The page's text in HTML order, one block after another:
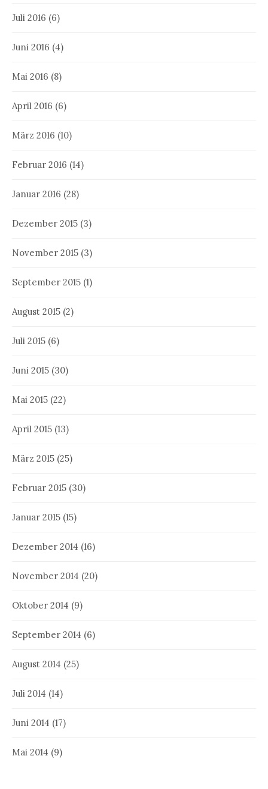
Juli 2016 (6)
Juni 2016 (4)
Mai 2016 (8)
April 2016 (6)
März 2016 (10)
Februar 2016 (14)
Januar 2016 (28)
Dezember 2015 (3)
November 2015 (3)
September 2015 (1)
August 2015 (2)
Juli 2015 (6)
Juni 2015 (30)
Mai 2015 (22)
April 2015 (13)
März 2015 (25)
Februar 2015 (30)
Januar 2015 (15)
Dezember 2014 (16)
November 2014 (20)
Oktober 2014 (9)
September 2014 (6)
August 2014 (25)
Juli 2014 (14)
Juni 2014 (17)
Mai 2014 (9)